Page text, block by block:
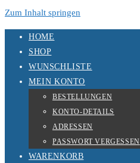
Zum Inhalt springen
HOME
SHOP
WUNSCHLISTE
MEIN KONTO
BESTELLUNGEN
KONTO-DETAILS
ADRESSEN
PASSWORT VERGESSEN
WARENKORB